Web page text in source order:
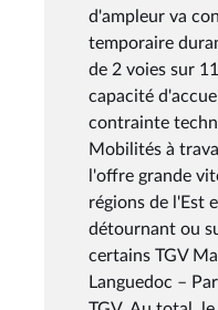
d'ampleur va
temporaire
de 2 voies sur
capacité
contrainte
Mobilités à
l'offre grande
régions de l'Est
détournant ou
certains TGV
Languedoc –